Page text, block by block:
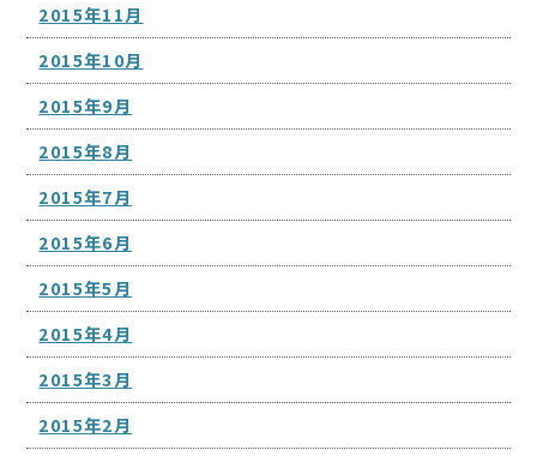
2015年11月
2015年10月
2015年9月
2015年8月
2015年7月
2015年6月
2015年5月
2015年4月
2015年3月
2015年2月